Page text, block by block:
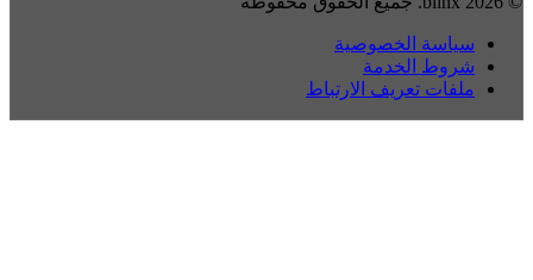
سياسة الخصوصية
شروط الخدمة
ملفات تعريف الارتباط